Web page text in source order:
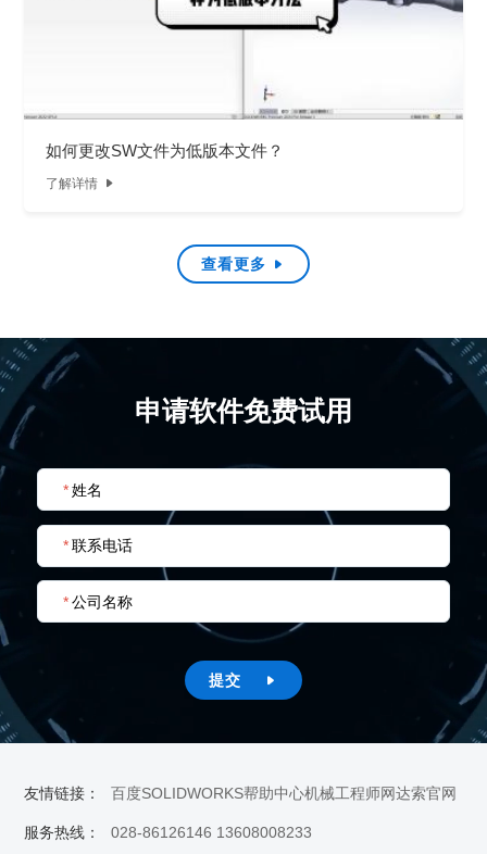
如何更改SW文件为低版本文件？
了解详情 
查看更多 
申请软件免费试用
* 姓名
* 联系电话
* 公司名称
提交 
友情链接： 百度SOLIDWORKS帮助中心机械工程师网达索官网
服务热线：
028-86126146 13608008233